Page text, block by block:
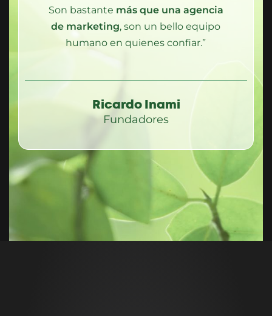
Son bastante más que una agencia
de marketing, son un bello equipo
humano en quienes confiar.”
Ricardo Inami
Fundadores